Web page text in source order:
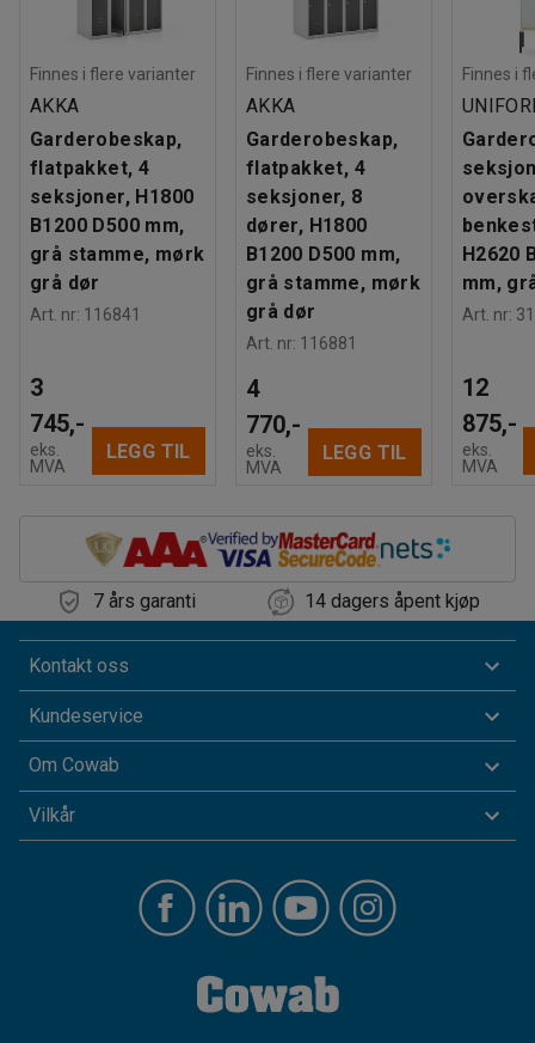
Finnes i flere varianter
AKKA
Garderobeskap,
flatpakket, 4
seksjoner, H1800
B1200 D500 mm,
grå stamme, mørk
grå dør
Art. nr: 116841
3
745,-
eks.
MVA
LEGG TIL
Finnes i flere varianter
AKKA
Garderobeskap,
flatpakket, 4
seksjoner, 8
dører, H1800
B1200 D500 mm,
grå stamme, mørk
grå dør
Art. nr: 116881
4
770,-
eks.
MVA
LEGG TIL
Finnes i
H2620
mm,
Art. nr:
12
875,-
eks.
MVA
7 års garanti 14 dagers åpent kjøp
Kontakt oss
Kundeservice
Om Cowab
Vilkår